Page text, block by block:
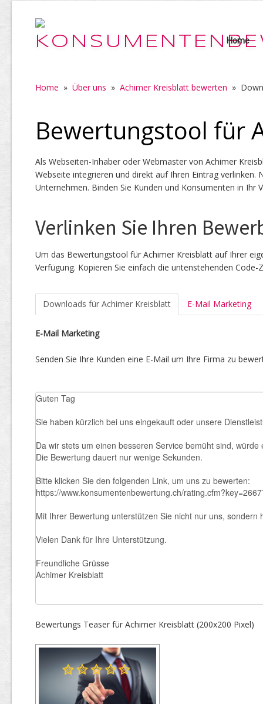
Home
Home » Über uns » Achimer Kreisblatt bewerten »
Bewertungstool für
Als Webseiten-Inhaber oder Webmaster von Achimer
Webseite integrieren und direkt auf Ihren Eintrag
Unternehmen. Binden Sie Kunden und Konsumenten in Ihr
Verlinken Sie Ihren
Um das Bewertungstool für Achimer Kreisblatt auf Ihrer
Verfügung. Kopieren Sie einfach die untenstehenden Code-
Downloads für Achimer Kreisblatt E-Mail Marketing
E-Mail Marketing
Senden Sie Ihre Kunden eine E-Mail um Ihre Firma zu
Bewertungs Teaser für Achimer Kreisblatt (200x200 Pixel)